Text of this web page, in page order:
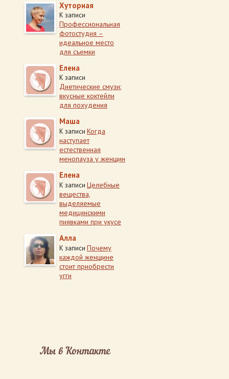
Хуторная
К записи
Профессиональная
фотостудия –
идеальное место
для съемки
Елена
К записи
Диетические смузи:
вкусные коктейли
для похудения
Маша
К записи Когда
наступает
естественная
менопауза у женщин
Елена
К записи Целебные
вещества,
выделяемые
медицинскими
пиявками при укусе
Алла
К записи Почему
каждой женщине
стоит приобрести
угги
Мы в Контакте